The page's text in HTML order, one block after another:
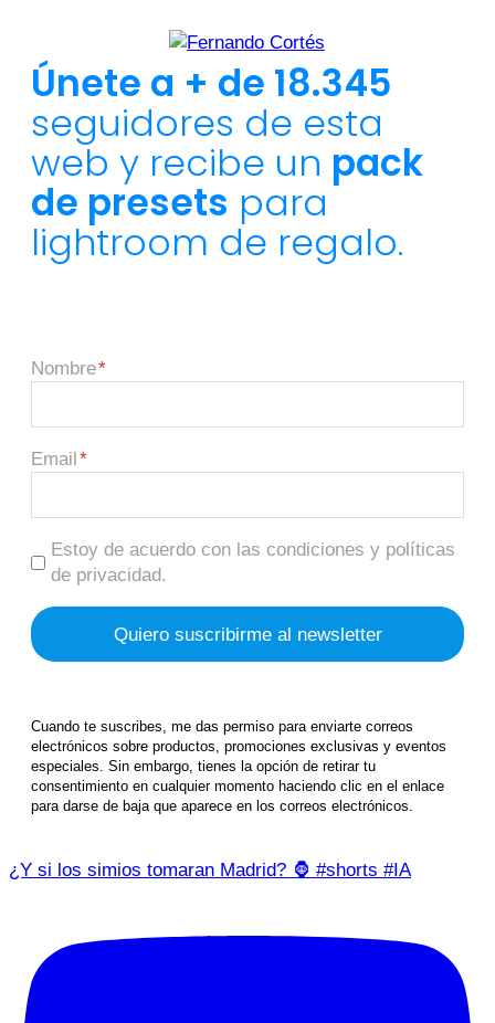
Únete a + de 18.345
seguidores de esta
web y recibe un pack
de presets para
lightroom de regalo.
Nombre
Email
Estoy de acuerdo con las condiciones y políticas
de privacidad.
Cuando te suscribes, me das permiso para enviarte correos
electrónicos sobre productos, promociones exclusivas y eventos
especiales. Sin embargo, tienes la opción de retirar tu
consentimiento en cualquier momento haciendo clic en el enlace
para darse de baja que aparece en los correos electrónicos.
¿Y si los simios tomaran Madrid? 🦍 #shorts #IA